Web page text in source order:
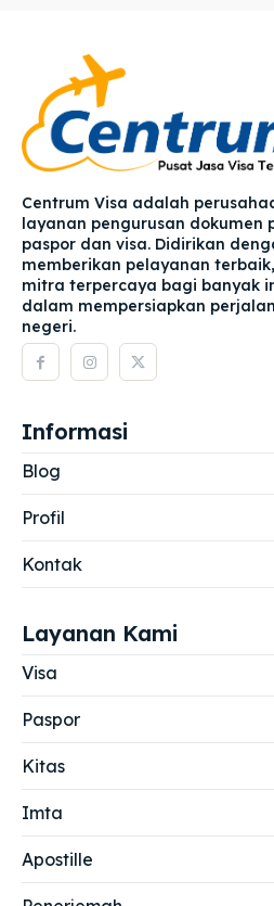
Centrum Visa adalah
layanan pengurusan dokumen
paspor dan visa. Didirikan
memberikan pelayanan
mitra terpercaya bagi banyak
dalam mempersiapkan
negeri.
Informasi
Blog
Profil
Kontak
Layanan Kami
Visa
Paspor
Kitas
Imta
Apostille